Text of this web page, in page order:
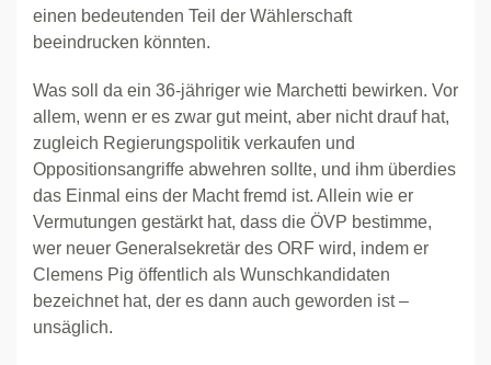
einen bedeutenden Teil der Wählerschaft
beeindrucken könnten.
Was soll da ein 36-jähriger wie Marchetti bewirken. Vor
allem, wenn er es zwar gut meint, aber nicht drauf hat,
zugleich Regierungspolitik verkaufen und
Oppositionsangriffe abwehren sollte, und ihm überdies
das Einmal eins der Macht fremd ist. Allein wie er
Vermutungen gestärkt hat, dass die ÖVP bestimme,
wer neuer Generalsekretär des ORF wird, indem er
Clemens Pig öffentlich als Wunschkandidaten
bezeichnet hat, der es dann auch geworden ist –
unsäglich.